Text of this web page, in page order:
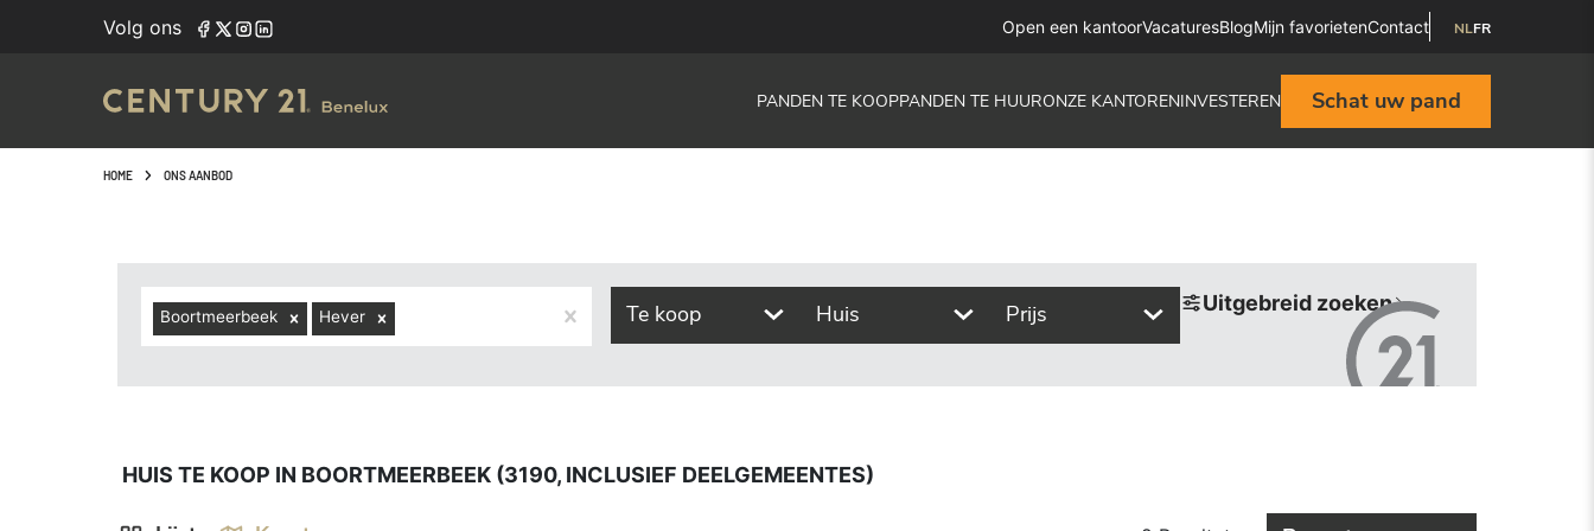
Volg ons Open een kantoorVacaturesBlogMijn favorietenContact NLFR
PANDEN TE KOOPPANDEN TE HUURONZE KANTORENINVESTEREN Schat uw pand
HOME ONS AANBOD
Boortmeerbeek Hever Te koop Huis Prijs Uitgebreid zoeken
HUIS TE KOOP IN BOORTMEERBEEK (3190, INCLUSIEF DEELGEMEENTES)
Navigated to Huis te koop in Boortmeerbeek (3190, inclusief deelgemeentes)